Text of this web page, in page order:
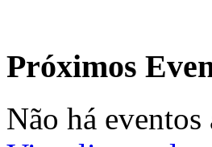
Próximos
Não há eventos